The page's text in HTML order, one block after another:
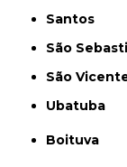
Santos
São
São
Ubatuba
Boituva